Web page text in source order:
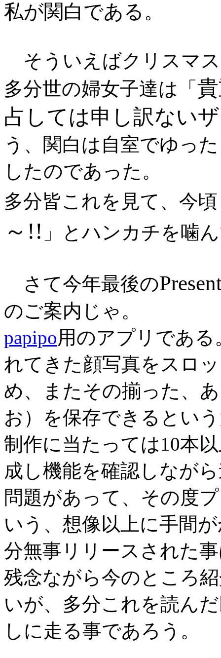
私が関白である。
そういえばクリスマ
多分世の婦女子達は「
占しては申し訳ない
う、関白は自室でゆっ
したのであった。
多分皆これを見て、今
～!! 」とハンカチを噛
さて今年最後の
のご案内じゃ。
papipo用のアプリであ
れてきた顔写真をスロ
め、またその揃った、
お）を保存できるとい
制作に当たっては10本
成し機能を確認しなが
問題があって、その度
いう、想像以上に手間
分無事リリースされた
残念ながら今のところ
いが、多分これを読ん
しに走る事であろう。